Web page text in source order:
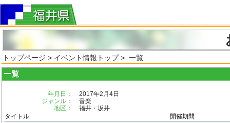
トップページ > イベント情報トップ> 一覧
一覧
年月日：
2017年2月4日
ジャンル：
音楽
地区：
福井・坂井
タイトル
開催期間